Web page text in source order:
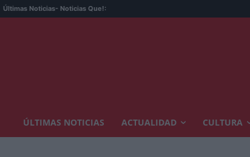
Últimas Noticias- Noticias Que!:
ÚLTIMAS NOTICIAS ACTUALIDAD CULTURA